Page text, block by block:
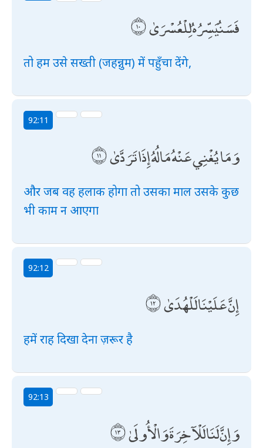
فَسَنُيَسِّرُهُ لِلْعُسْرَىٰ
तो हम उसे सख्ती (जहन्नुम) में पहुँचा देंगे,
92:11
وَمَا يُغْنِي عَنْهُ مَالُهُ إِذَا تَرَدَّىٰ
और जब वह हलाक होगा तो उसका माल उसके कुछ
भी काम न आएगा
92:12
إِنَّ عَلَيْنَا لَلْهُدَىٰ
हमें राह दिखा देना ज़रूर है
92:13
وَإِنَّ لَنَا لَلْآخِرَةَ وَالْأُولَىٰ